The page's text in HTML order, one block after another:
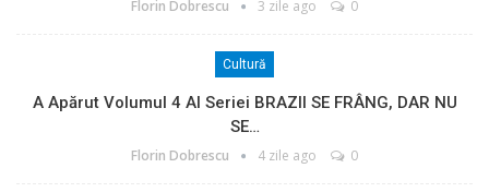
Florin Dobrescu 3 zile ago 0
Cultură
A Apărut Volumul 4 Al Seriei BRAZII SE FRÂNG, DAR NU
SE…
Florin Dobrescu 4 zile ago 0